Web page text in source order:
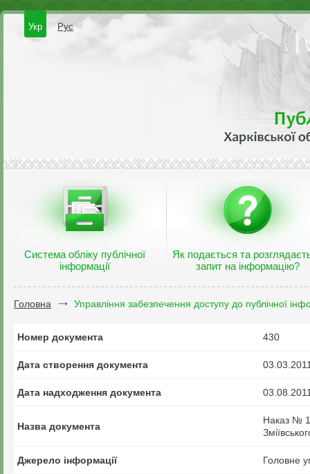
Укр Рус
Система обліку публічної
інформації
Як подається та
запит на інформацію?
Головна Управління забезпечення доступу до публічної
Номер документа 430
Дата створення документа
Дата надходження документа
Назва документа
Наказ №
Джерело інформації Головне